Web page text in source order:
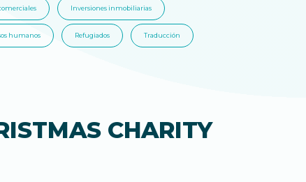
Inversiones inmobiliarias
humanos Refugiados Traducción
CHARITY